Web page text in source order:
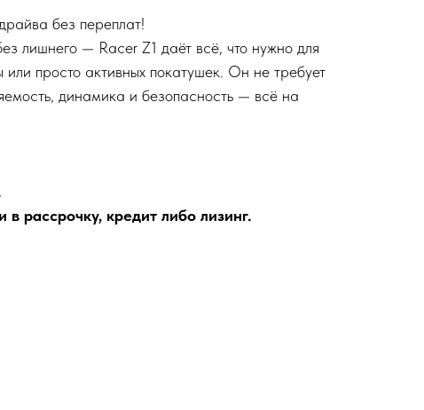
без переплат!
лишнего — Racer Z1 даёт всё, что нужно для
или просто активных покатушек. Он не требует
динамика и безопасность — всё на
рассрочку, кредит либо лизинг.